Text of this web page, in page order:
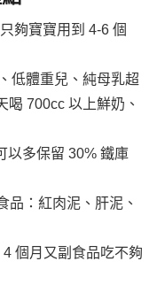
夠寶寶用到 4-6 個
低體重兒、純母乳超
喝 700cc 以上鮮奶、
以多保留 30% 鐵庫
品：紅肉泥、肝泥、
個月又副食品吃不夠